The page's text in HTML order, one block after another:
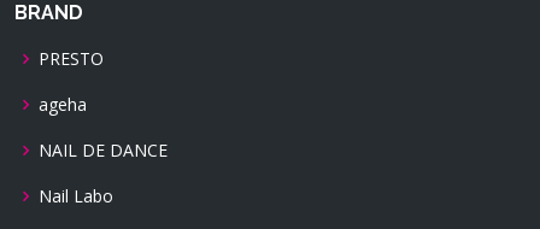
BRAND
PRESTO
ageha
NAIL DE DANCE
Nail Labo